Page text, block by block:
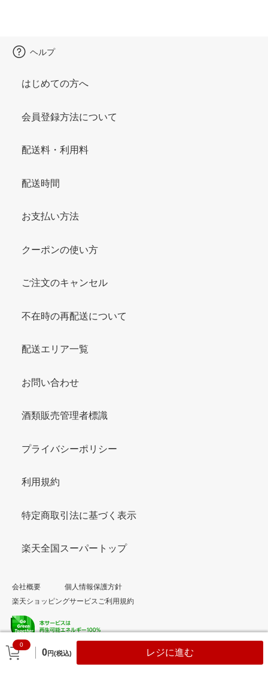
0
0円(税込) レジに進む
ヘルプ
はじめての方へ
会員登録方法について
配送料・利用料
配送時間
お支払い方法
クーポンの使い方
ご注文のキャンセル
不在時の再配送について
配送エリア一覧
お問い合わせ
酒類販売管理者標識
プライバシーポリシー
利用規約
特定商取引法に基づく表示
楽天全国スーパートップ
会社概要
個人情報保護方針
楽天ショッピングサービスご利用規約
© Rakuten Group, Inc.